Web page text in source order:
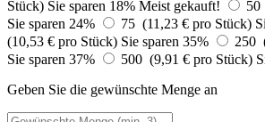
Stück) Sie sparen 18% Meist gekauft!
50
Sie sparen 24%
75 (11,23 € pro Stück)
(10,53 € pro Stück) Sie sparen 35%
250
Sie sparen 37%
500 (9,91 € pro Stück)
Geben Sie die gewünschte Menge an